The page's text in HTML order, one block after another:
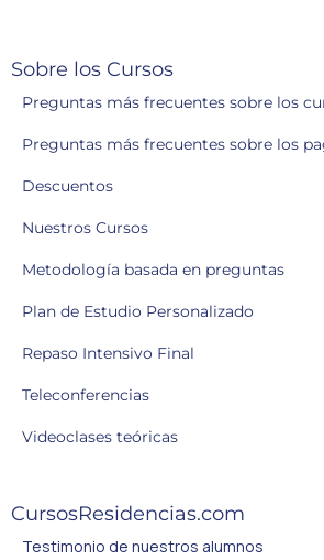
Sobre los Cursos
Preguntas más frecuentes sobre los
Preguntas más frecuentes sobre los
Descuentos
Nuestros Cursos
Metodología basada en preguntas
Plan de Estudio Personalizado
Repaso Intensivo Final
Teleconferencias
Videoclases teóricas
CursosResidencias.com
Testimonio de nuestros alumnos